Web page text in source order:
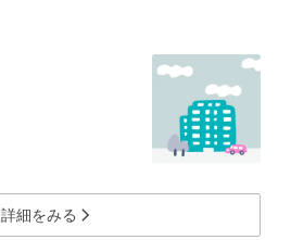
詳細をみる